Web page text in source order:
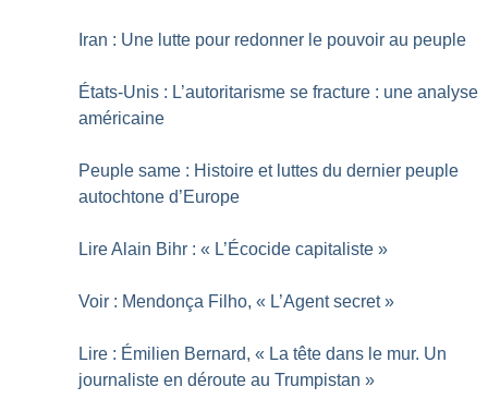
Iran : Une lutte pour redonner le pouvoir au peuple
États-Unis : L’autoritarisme se fracture : une analyse
américaine
Peuple same : Histoire et luttes du dernier peuple
autochtone d’Europe
Lire Alain Bihr : « L’Écocide capitaliste »
Voir : Mendonça Filho, « L’Agent secret »
Lire : Émilien Bernard, « La tête dans le mur. Un
journaliste en déroute au Trumpistan »